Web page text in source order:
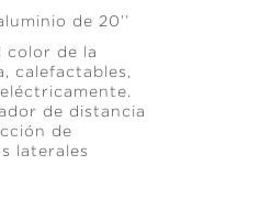
de 20’’
color de la
calefactables,
de distancia
de
laterales